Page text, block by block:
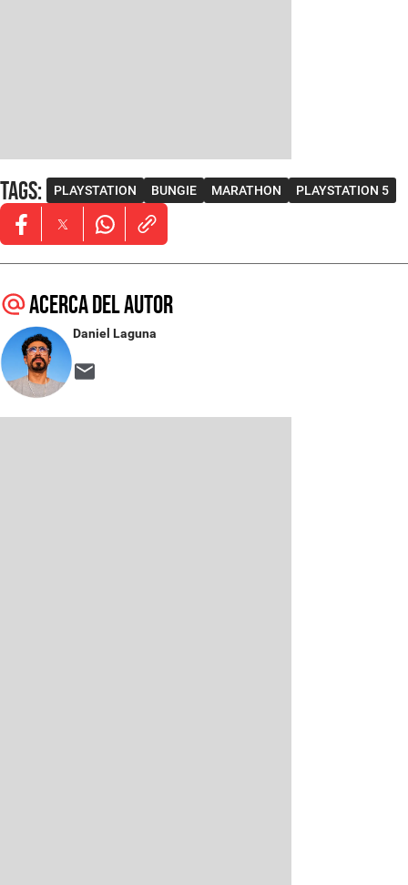
Tags: PLAYSTATION BUNGIE MARATHON PLAYSTATION 5
Opens in new window
Opens in new window
Opens in new window
Acerca del autor
Daniel Laguna